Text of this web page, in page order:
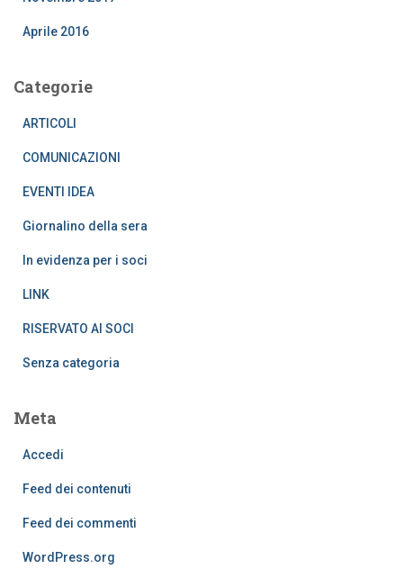
Aprile 2016
Categorie
ARTICOLI
COMUNICAZIONI
EVENTI IDEA
Giornalino della sera
In evidenza per i soci
LINK
RISERVATO AI SOCI
Senza categoria
Meta
Accedi
Feed dei contenuti
Feed dei commenti
WordPress.org